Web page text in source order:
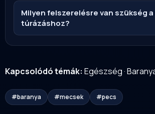
Milyen felszerelésre van szükség
túrázáshoz?
Kapcsolódó témák: Egészség·
#baranya #mecsek #pecs